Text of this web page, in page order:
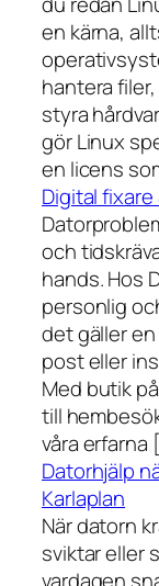
en kärna,
hantera
styra
gör Linux
en licens
Digital
och
hands. Hos
personlig
det gäller
post eller
Med butik
till
våra erfarna
Datorhjälp
Karlaplan
När datorn
sviktar eller